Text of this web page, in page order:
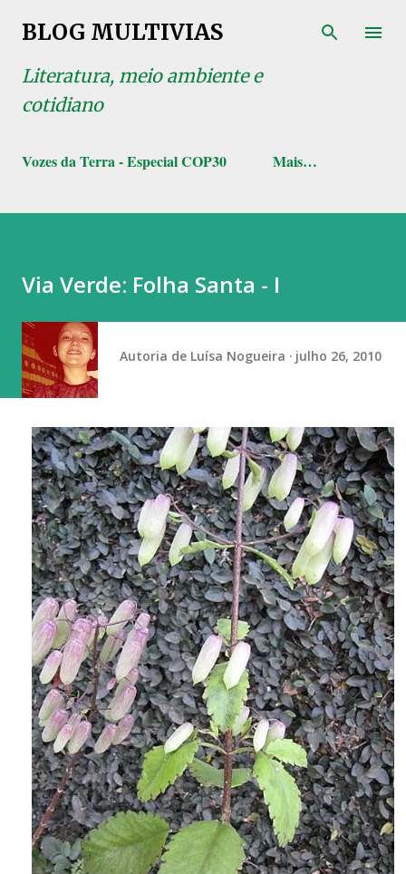
Pular para o conteúdo principal
BLOG MULTIVIAS
Literatura, meio ambiente e
cotidiano
Vozes da Terra - Especial COP30 Mais…
Via Verde: Folha Santa - I
Autoria de Luísa Nogueira julho 26, 2010